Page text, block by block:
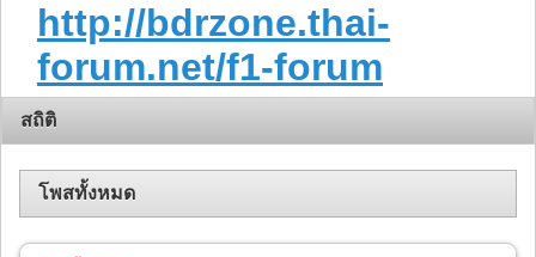
http://bdrzone.thai-
forum.net/f1-forum
สถิติ
โพสทั้งหมด